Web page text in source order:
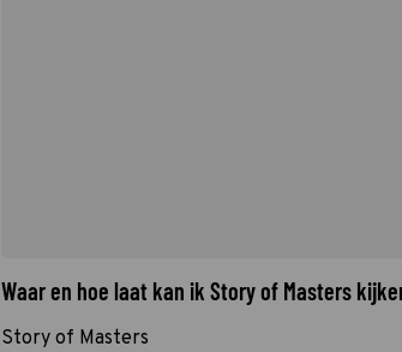
Waar en hoe laat kan ik Story of Masters
Story of Masters